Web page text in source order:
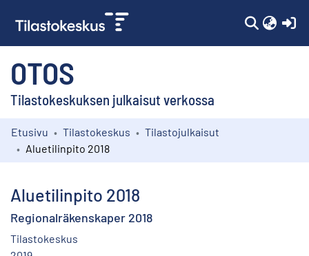
OTOS
Tilastokeskuksen julkaisut verkossa
Kokoelmat
Etusivu Tilastokeskus
Tilastojulkaisut
Aluetilinpito 2018
Aluetilinpito 2018
Regionalräkenskaper 2018
Tilastokeskus